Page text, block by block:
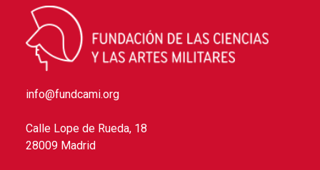
info@fundcami.org
Calle Lope de Rueda, 18
28009 Madrid